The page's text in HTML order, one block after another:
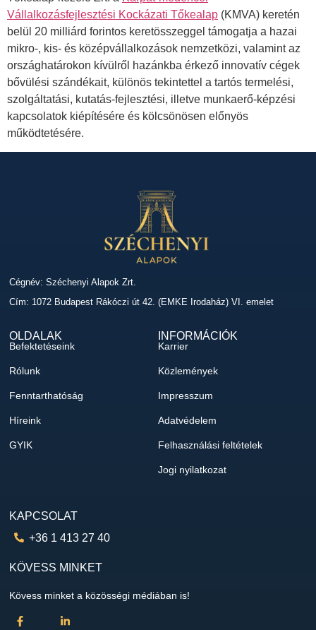
Vállalkozásfejlesztési Kockázati Tőkealap (KMVA) keretén
belül 20 milliárd forintos keretösszeggel támogatja a hazai
mikro-, kis- és középvállalkozások nemzetközi, valamint az
országhatárokon kívülről hazánkba érkező innovatív cégek
bővülési szándékait, különös tekintettel a tartós termelési,
szolgáltatási, kutatás-fejlesztési, illetve munkaerő-képzési
kapcsolatok kiépítésére és kölcsönösen előnyös
működtetésére.
Cégnév: Széchenyi Alapok Zrt.
Cím: 1072 Budapest Rákóczi út 42. (EMKE Irodaház) VI. emelet
OLDALAK
Befektetéseink
Rólunk
Fenntarthatóság
Híreink
GYIK
INFORMÁCIÓK
Karrier
Közlemények
Impresszum
Adatvédelem
Felhasználási feltételek
Jogi nyilatkozat
KAPCSOLAT
+36 1 413 27 40
KÖVESS MINKET
Kövess minket a közösségi médiában is!